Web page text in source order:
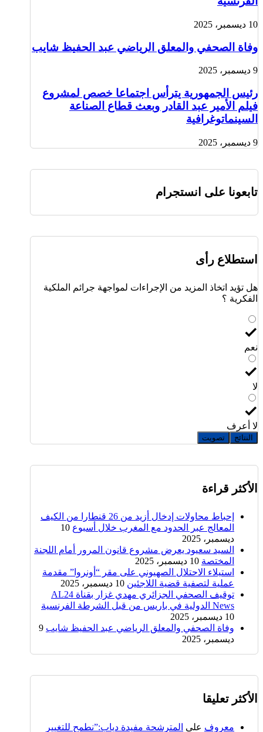
10 ديسمبر، 2025
وفاة الصحفي والمعلق الرياضي عبد الحفيظ شايب
9 ديسمبر، 2025
رئيس الجمهورية يترأس اجتماعا خصص لمشروع
فيلم الأمير عبد القادر وبعث قطاع الصناعة
السينماتوغرافية
9 ديسمبر، 2025
تابعونا على انستجرام
استطلاع رأى
هل تؤيد اتخاذ المزيد من الإجراءات لمواجهة جرائم الملكية
الفكرية ؟
نعم
لا
لا أعرف
النتائج تصويت
الأكثر قراءة
إحباط محاولات إدخال أزيد من 26 قنطارا من الكيف
المعالج عبر الحدود مع المغرب خلال أسبوع 10
ديسمبر، 2025
السيد سعيود يعرض مشروع قانون المرور أمام اللجنة
المختصة 10 ديسمبر، 2025
استيلاء الاحتلال الصهيوني على مقر “أونروا” مقدمة
عملية لتصفية قضية اللاجئين 10 ديسمبر، 2025
توقيف الصحفي الجزائري مهدي غزار بقناة AL24
News الدولية في باريس من قبل الشرطة الفرنسية
10 ديسمبر، 2025
وفاة الصحفي والمعلق الرياضي عبد الحفيظ شايب 9
ديسمبر، 2025
الأكثر تعليقا
معروف على المترشحة مفيدة دياب:”نطمح للتغيير